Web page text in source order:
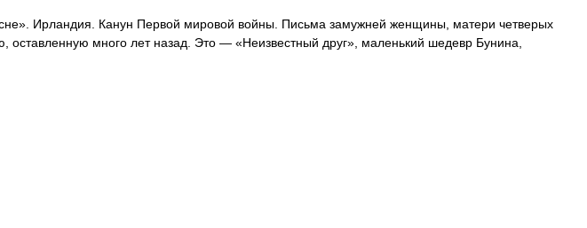
Ирландия. Канун Первой мировой войны. Письма замужней женщины, матери четверых
много лет назад. Это — «Неизвестный друг», маленький шедевр Бунина,